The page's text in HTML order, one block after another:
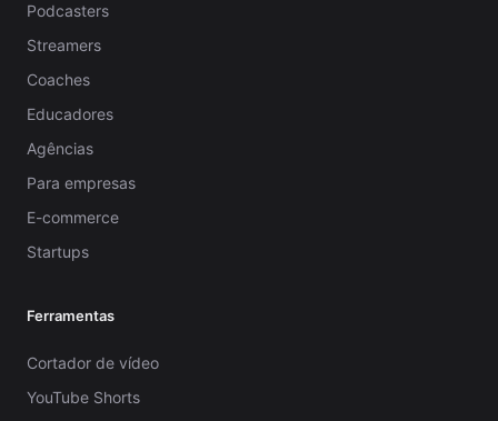
Podcasters
Streamers
Coaches
Educadores
Agências
Para empresas
E-commerce
Startups
Ferramentas
Cortador de vídeo
YouTube Shorts